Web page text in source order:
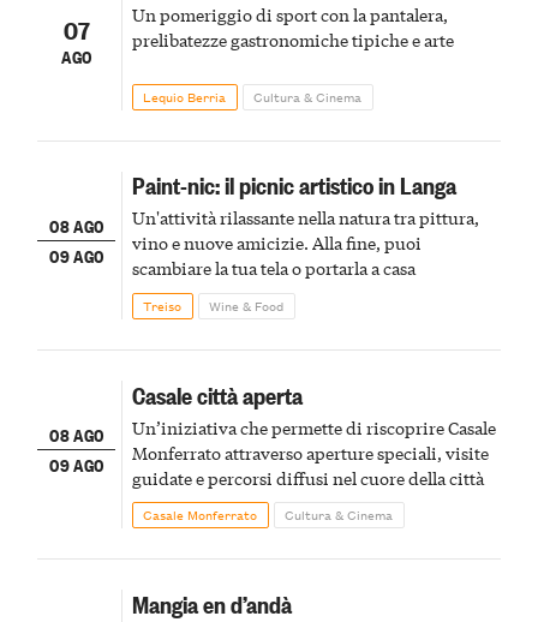
07
AGO
Un pomeriggio di sport con la pantalera,
prelibatezze gastronomiche tipiche e arte
Lequio Berria Cultura & Cinema
08 AGO
09 AGO
Paint-nic: il picnic artistico in Langa
Un'attività rilassante nella natura tra pittura,
vino e nuove amicizie. Alla fine, puoi
scambiare la tua tela o portarla a casa
Treiso Wine & Food
08 AGO
09 AGO
Casale città aperta
Un’iniziativa che permette di riscoprire Casale
Monferrato attraverso aperture speciali, visite
guidate e percorsi diffusi nel cuore della città
Casale Monferrato Cultura & Cinema
Mangia en d’andà